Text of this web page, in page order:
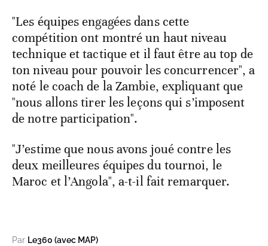
"Les équipes engagées dans cette
compétition ont montré un haut niveau
technique et tactique et il faut être au top de
ton niveau pour pouvoir les concurrencer", a
noté le coach de la Zambie, expliquant que
"nous allons tirer les leçons qui s’imposent
de notre participation".
"J’estime que nous avons joué contre les
deux meilleures équipes du tournoi, le
Maroc et l’Angola", a-t-il fait remarquer.
Par Le360 (avec MAP)